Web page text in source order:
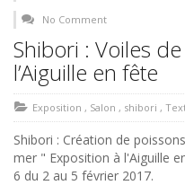
No Comment
Shibori : Voiles
l’Aiguille en fête
Exposition , Salon , shibori ,
Shibori : Création de
mer " Exposition à l'Aiguille
6 du 2 au 5 février 2017.